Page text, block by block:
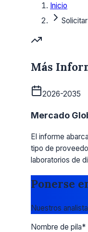
Inicio
Más
2026-2035
Mercado
El informe
tipo de
laboratorios de
Ponerse
Nuestros
Nombre de pila*